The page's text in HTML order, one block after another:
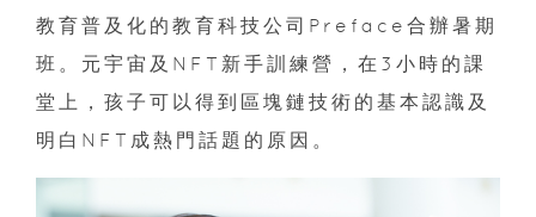
教育普及化的教育科技公司Preface合辦暑期
班。元宇宙及NFT新手訓練營，在3小時的課
堂上，孩子可以得到區塊鏈技術的基本認識及
明白NFT成熱門話題的原因。